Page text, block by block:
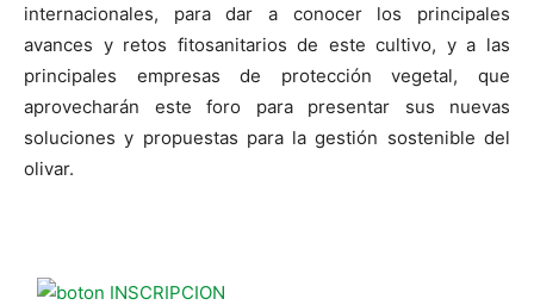
internacionales, para dar a conocer los principales
avances y retos fitosanitarios de este cultivo, y a las
principales empresas de protección vegetal, que
aprovecharán este foro para presentar sus nuevas
soluciones y propuestas para la gestión sostenible del
olivar.